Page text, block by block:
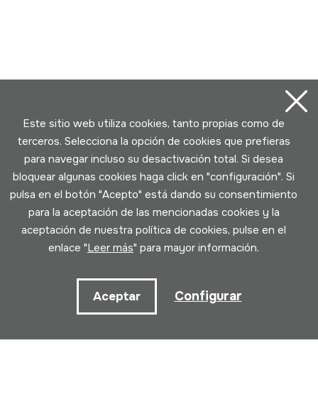
Este sitio web utiliza cookies, tanto propias como de
terceros. Selecciona la opción de cookies que prefieras
para navegar incluso su desactivación total. Si desea
bloquear algunas cookies haga click en "configuración". Si
pulsa en el botón "Acepto" está dando su consentimiento
para la aceptación de las mencionadas cookies y la
aceptación de nuestra política de cookies, pulse en el
enlace "Leer más" para mayor información.
Aceptar Configurar